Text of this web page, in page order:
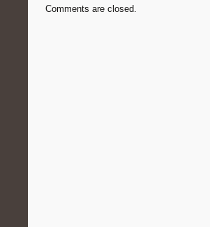
Comments are closed.